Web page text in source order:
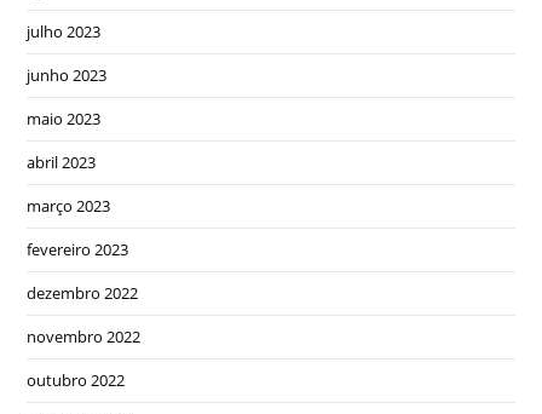
julho 2023
junho 2023
maio 2023
abril 2023
março 2023
fevereiro 2023
dezembro 2022
novembro 2022
outubro 2022